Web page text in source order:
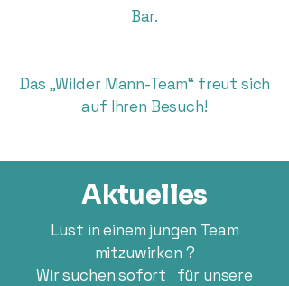
Bar.
Das „Wilder Mann-Team“ freut sich
auf Ihren Besuch!
Aktuelles
Lust in einem jungen Team
mitzuwirken ?
Wir suchen sofort für unsere